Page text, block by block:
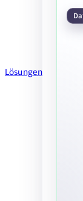
Lösungen